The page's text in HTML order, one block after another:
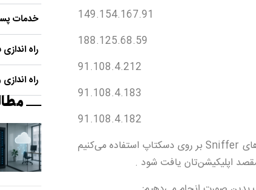
149.154.167.91
188.125.68.59
91.108.4.212
91.108.4.183
91.108.4.182
دارید هر اپلیکیشنی را می‌توانید فیلتر کنید، برای این امر از نرم افزارهای Sniffer بر روی دسکتاپ استفاده می‌کنیم
خدمات
راه
راه